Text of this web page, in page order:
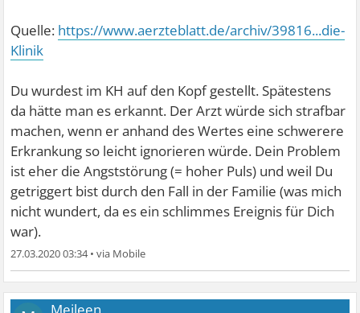
Quelle: https://www.aerzteblatt.de/archiv/39816...die-
Klinik
Du wurdest im KH auf den Kopf gestellt. Spätestens
da hätte man es erkannt. Der Arzt würde sich strafbar
machen, wenn er anhand des Wertes eine schwerere
Erkrankung so leicht ignorieren würde. Dein Problem
ist eher die Angststörung (= hoher Puls) und weil Du
getriggert bist durch den Fall in der Familie (was mich
nicht wundert, da es ein schlimmes Ereignis für Dich
war).
27.03.2020 03:34•
Meileen